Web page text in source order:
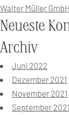
Walter Müller
Neueste
Archiv
Juni 2022
Dezember 2021
November 2021
September 2021